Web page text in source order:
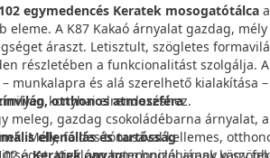
102 egymedencés Keratek mosogatótálca
eleme. A K87 Kakaó árnyalat gazdag,
áraszt. Letisztult, szögletes
részletében a funkcionalitást szolgálja. A
– munkalapra és alá szerelhető kialakítása
konyhai elrendezéshez.
ellenállás és tartósság
aKeratek anyagtechnológiának
otthonos atmoszféra
meleg, gazdag csokoládébarna
Mély, földes tónusával kellemes,
Kiválóan harmonizál arany vagy